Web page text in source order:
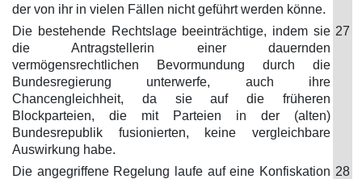
der von ihr in vielen Fällen nicht geführt werden könne.
Die bestehende Rechtslage beeinträchtige, indem sie
die Antragstellerin einer dauernden
vermögensrechtlichen Bevormundung durch die
Bundesregierung unterwerfe, auch ihre
Chancengleichheit, da sie auf die früheren
Blockparteien, die mit Parteien in der (alten)
Bundesrepublik fusionierten, keine vergleichbare
Auswirkung habe.
27
Die angegriffene Regelung laufe auf eine Konfiskation 28